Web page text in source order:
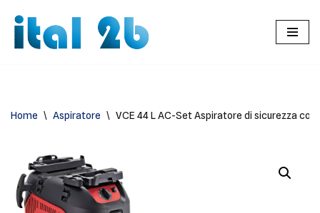
Vai
Home \ Aspiratore \ VCE 44 L AC-Set Aspiratore di sicurezza